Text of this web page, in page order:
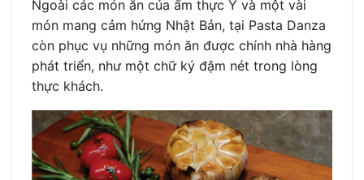
Ngoài các món ăn của ẩm thực Ý và một vài
món mang cảm hứng Nhật Bản, tại Pasta Danza
còn phục vụ những món ăn được chính nhà hàng
phát triển, như một chữ ký đậm nét trong lòng
thực khách.